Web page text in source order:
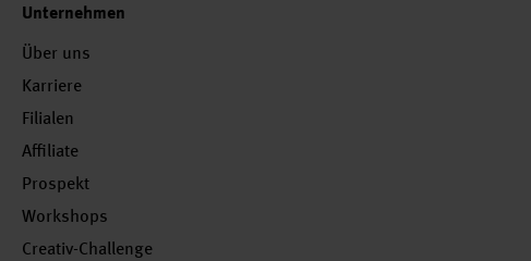
Unternehmen
Über uns
Karriere
Filialen
Affiliate
Prospekt
Workshops
Creativ-Challenge